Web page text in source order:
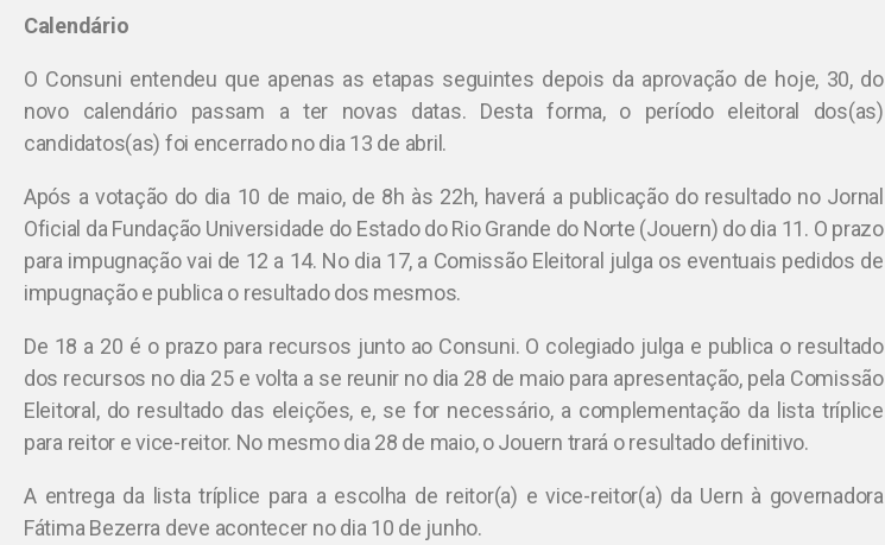
Calendário
O Consuni entendeu que apenas as etapas seguintes depois da aprovação de hoje, 30, do
novo calendário passam a ter novas datas. Desta forma, o período eleitoral dos(as)
candidatos(as) foi encerrado no dia 13 de abril.
Após a votação do dia 10 de maio, de 8h às 22h, haverá a publicação do resultado no Jornal
Oficial da Fundação Universidade do Estado do Rio Grande do Norte (Jouern) do dia 11. O prazo
para impugnação vai de 12 a 14. No dia 17, a Comissão Eleitoral julga os eventuais pedidos de
impugnação e publica o resultado dos mesmos.
De 18 a 20 é o prazo para recursos junto ao Consuni. O colegiado julga e publica o resultado
dos recursos no dia 25 e volta a se reunir no dia 28 de maio para apresentação, pela Comissão
Eleitoral, do resultado das eleições, e, se for necessário, a complementação da lista tríplice
para reitor e vice-reitor. No mesmo dia 28 de maio, o Jouern trará o resultado definitivo.
A entrega da lista tríplice para a escolha de reitor(a) e vice-reitor(a) da Uern à governadora
Fátima Bezerra deve acontecer no dia 10 de junho.